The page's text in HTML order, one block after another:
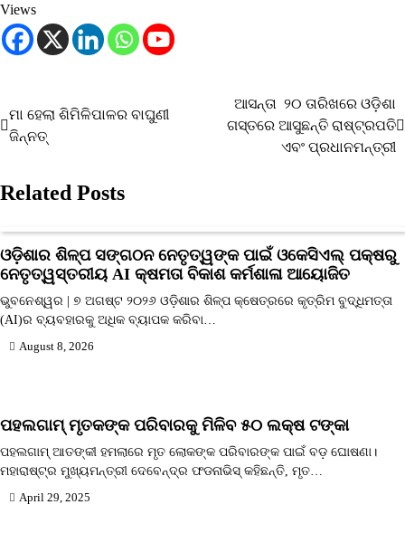
Post
navigation
ମା ହେଲା ଶିମିଳିପାଳର ବାଘୁଣୀ
ଜିନ୍ନତ୍
ଆସନ୍ତା ୨୦ ତାରିଖରେ ଓଡ଼ିଶା
ଗସ୍ତରେ ଆସୁଛନ୍ତି ରାଷ୍ଟ୍ରପତି
ଏବଂ ପ୍ରଧାନମନ୍ତ୍ରୀ
Related Posts
ଓଡ଼ିଶାର ଶିଳ୍ପ ସଙ୍ଗଠନ ନେତୃତ୍ୱଙ୍କ ପାଇଁ ଓକେସିଏଲ୍ ପକ୍ଷରୁ
ନେତୃତ୍ୱସ୍ତରୀୟ AI କ୍ଷମତା ବିକାଶ କର୍ମଶାଳା ଆୟୋଜିତ
ଭୁବନେଶ୍ୱର | ୭ ଅଗଷ୍ଟ ୨୦୨୬ ଓଡ଼ିଶାର ଶିଳ୍ପ କ୍ଷେତ୍ରରେ କୃତ୍ରିମ ବୁଦ୍ଧିମତ୍ତା
(AI)ର ବ୍ୟବହାରକୁ ଅଧିକ ବ୍ୟାପକ କରିବା…
August 8, 2026
ପହଲଗାମ୍ ମୃତକଙ୍କ ପରିବାରକୁ ମିଳିବ ୫୦ ଲକ୍ଷ ଟଙ୍କା
ପହଲଗାମ୍ ଆତଙ୍କୀ ହମଲାରେ ମୃତ ଲୋକଙ୍କ ପରିବାରଙ୍କ ପାଇଁ ବଡ଼ ଘୋଷଣା।
ମହାରାଷ୍ଟ୍ର ମୁଖ୍ୟମନ୍ତ୍ରୀ ଦେବେନ୍ଦ୍ର ଫଡନାଭିସ୍ କହିଛନ୍ତି, ମୃତ…
April 29, 2025